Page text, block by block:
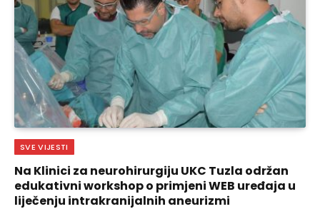
SVE VIJESTI
Na Klinici za neurohirurgiju UKC Tuzla održan
edukativni workshop o primjeni WEB uređaja u
liječenju intrakranijalnih aneurizmi